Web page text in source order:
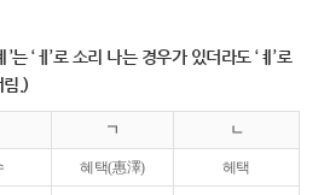
’는 ‘ㅔ’로 소리 나는 경우가 있더라도 ‘ㅖ’로
림.)
ㄱ ㄴ
혜택(惠澤) 헤택